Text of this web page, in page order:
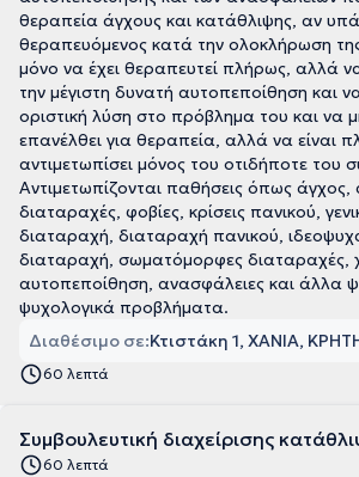
θεραπεία άγχους και κατάθλιψης, αν
θεραπευόμενος κατά την ολοκλήρωση
μόνο να έχει θεραπευτεί πλήρως, αλλά
την μέγιστη δυνατή αυτοπεποίθηση και
οριστική λύση στο πρόβλημα του και να
επανέλθει για θεραπεία, αλλά να είναι
αντιμετωπίσει μόνος του οτιδήποτε του
Αντιμετωπίζονται παθήσεις όπως άγχος,
διαταραχές, φοβίες, κρίσεις πανικού,
διαταραχή, διαταραχή πανικού,
διαταραχή, σωματόμορφες διαταραχές,
αυτοπεποίθηση, ανασφάλειες και άλλα
ψυχολογικά προβλήματα.
Διαθέσιμο σε:Κτιστάκη 1, ΧΑΝΙΑ,
60 λεπτά
Συμβουλευτική διαχείρισης
60 λεπτά